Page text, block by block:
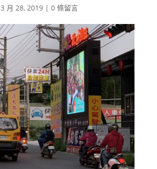
3 月 28, 2019| 0 條留言